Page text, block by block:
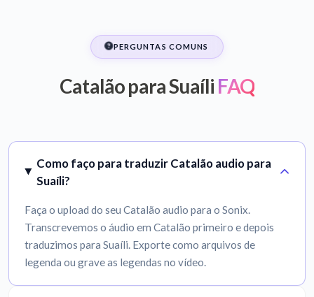
PERGUNTAS COMUNS
Catalão para Suaíli FAQ
Como faço para traduzir Catalão audio para
Suaíli?
Faça o upload do seu Catalão audio para o Sonix.
Transcrevemos o áudio em Catalão primeiro e depois
traduzimos para Suaíli. Exporte como arquivos de
legenda ou grave as legendas no vídeo.